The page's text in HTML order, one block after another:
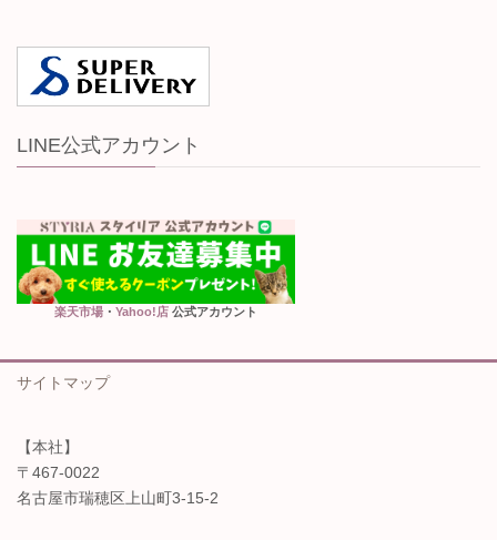
LINE公式アカウント
楽天市場 ・ Yahoo!店 公式アカウント
サイトマップ
【本社】
〒467-0022
名古屋市瑞穂区上山町3-15-2